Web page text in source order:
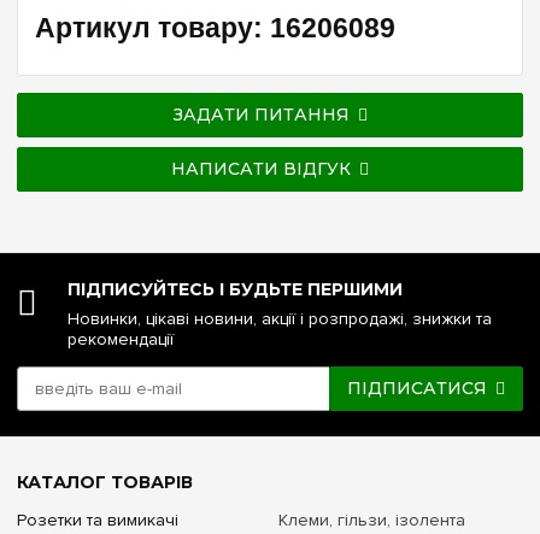
Артикул товару: 16206089
ЗАДАТИ ПИТАННЯ
НАПИСАТИ ВІДГУК
ПІДПИСУЙТЕСЬ І БУДЬТЕ ПЕРШИМИ
Новинки, цікаві новини, акції і розпродажі, знижки та
рекомендації
ПІДПИСАТИСЯ
КАТАЛОГ ТОВАРІВ
Розетки та вимикачі
Клеми, гільзи, ізолента